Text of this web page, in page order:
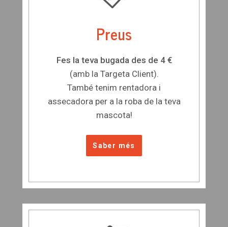
Preus
Fes la teva bugada des de 4 €
(amb la Targeta Client).
També tenim rentadora i
assecadora per a la roba de la teva
mascota!
Saber més